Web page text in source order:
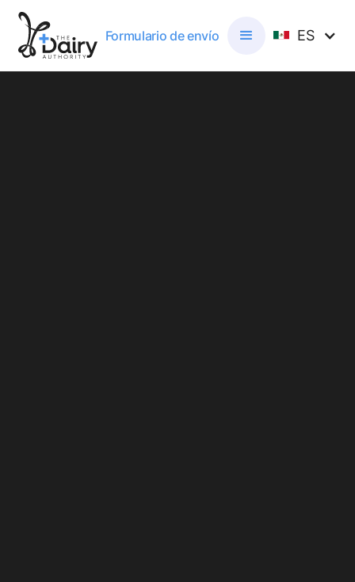
Formulario de envío ES